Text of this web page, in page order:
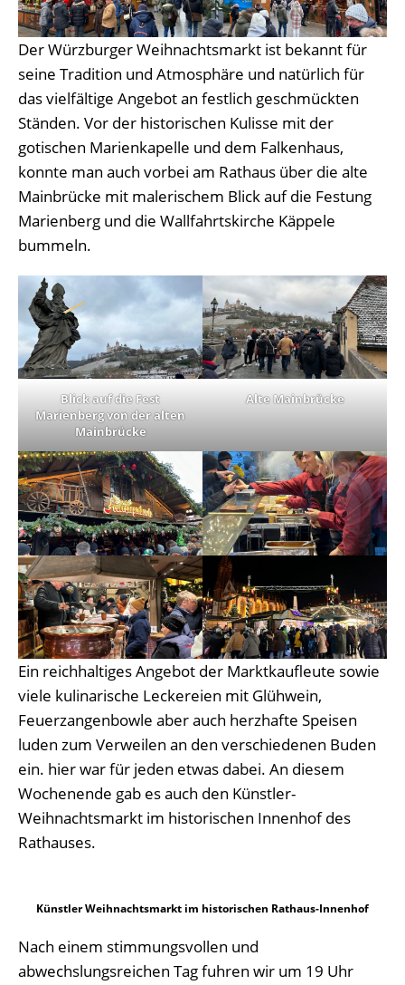
Der Würzburger Weihnachtsmarkt ist bekannt für
seine Tradition und Atmosphäre und natürlich für
das vielfältige Angebot an festlich geschmückten
Ständen. Vor der historischen Kulisse mit der
gotischen Marienkapelle und dem Falkenhaus,
konnte man auch vorbei am Rathaus über die alte
Mainbrücke mit malerischem Blick auf die Festung
Marienberg und die Wallfahrtskirche Käppele
bummeln.
Blick auf die Fest
Marienberg von der alten
Mainbrücke
Alte Mainbrücke
Ein reichhaltiges Angebot der Marktkaufleute sowie
viele kulinarische Leckereien mit Glühwein,
Feuerzangenbowle aber auch herzhafte Speisen
luden zum Verweilen an den verschiedenen Buden
ein. hier war für jeden etwas dabei. An diesem
Wochenende gab es auch den Künstler-
Weihnachtsmarkt im historischen Innenhof des
Rathauses.
Künstler Weihnachtsmarkt im historischen Rathaus-Innenhof
Nach einem stimmungsvollen und
abwechslungsreichen Tag fuhren wir um 19 Uhr